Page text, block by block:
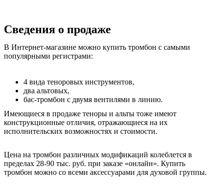
Сведения о продаже
В Интернет-магазине можно купить тромбон с самыми
популярными регистрами:
4 вида теноровых инструментов,
два альтовых,
бас-тромбон с двумя вентилями в линию.
Имеющиеся в продаже теноры и альты тоже имеют
конструкционные отличия, отражающиеся на их
исполнительских возможностях и стоимости.
Цена на тромбон различных модификаций колеблется в
пределах 28-90 тыс. руб. при заказе «онлайн». Купить
тромбон можно со всеми аксессуарами для духовой группы.